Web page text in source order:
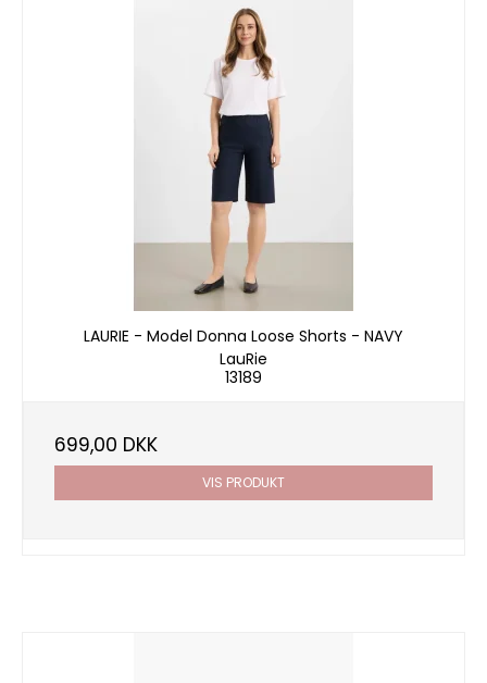
LAURIE - Model Donna Loose Shorts - NAVY
LauRie
13189
699,00 DKK
VIS PRODUKT